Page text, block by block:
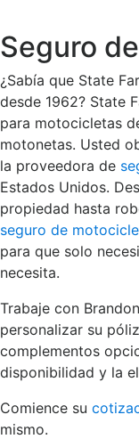
Seguro
¿Sabía que State
desde 1962? State
para motocicletas
motonetas. Usted
la proveedora de
Estados Unidos.
propiedad hasta
seguro de
para que solo
necesita.
Trabaje con
personalizar su
complementos
disponibilidad y la
Comience su
mismo.